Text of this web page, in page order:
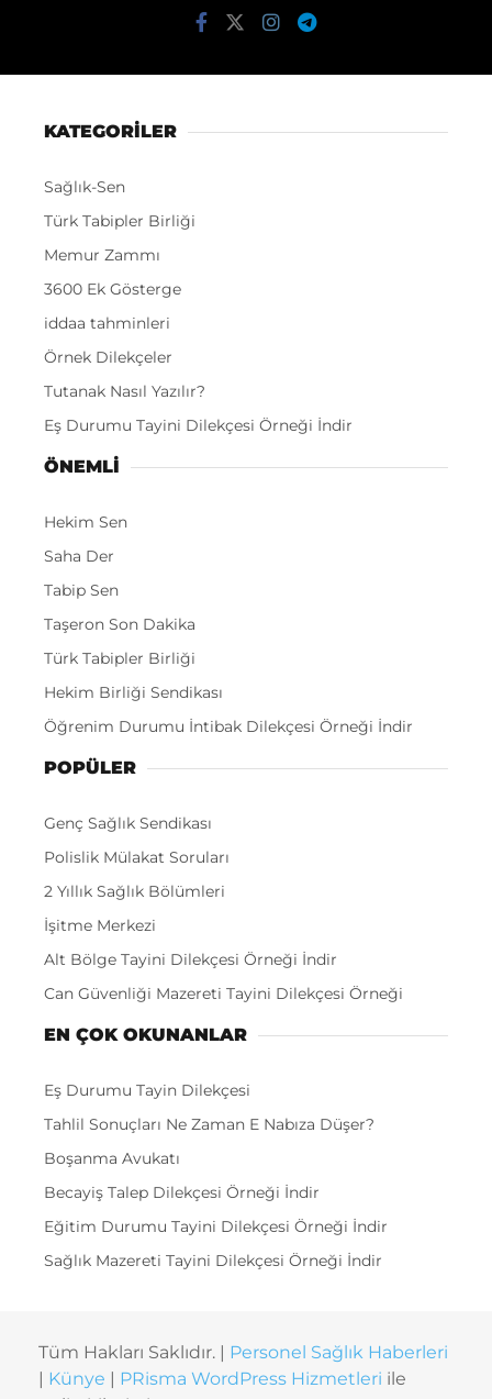
KATEGORİLER
Sağlık-Sen
Türk Tabipler Birliği
Memur Zammı
3600 Ek Gösterge
iddaa tahminleri
Örnek Dilekçeler
Tutanak Nasıl Yazılır?
Eş Durumu Tayini Dilekçesi Örneği İndir
ÖNEMLI
Hekim Sen
Saha Der
Tabip Sen
Taşeron Son Dakika
Türk Tabipler Birliği
Hekim Birliği Sendikası
Öğrenim Durumu İntibak Dilekçesi Örneği İndir
POPÜLER
Genç Sağlık Sendikası
Polislik Mülakat Soruları
2 Yıllık Sağlık Bölümleri
İşitme Merkezi
Alt Bölge Tayini Dilekçesi Örneği İndir
Can Güvenliği Mazereti Tayini Dilekçesi Örneği
EN ÇOK OKUNANLAR
Eş Durumu Tayin Dilekçesi
Tahlil Sonuçları Ne Zaman E Nabıza Düşer?
Boşanma Avukatı
Becayiş Talep Dilekçesi Örneği İndir
Eğitim Durumu Tayini Dilekçesi Örneği İndir
Sağlık Mazereti Tayini Dilekçesi Örneği İndir
Tüm Hakları Saklıdır. | Personel Sağlık Haberleri
| Künye | PRisma WordPress Hizmetleri ile